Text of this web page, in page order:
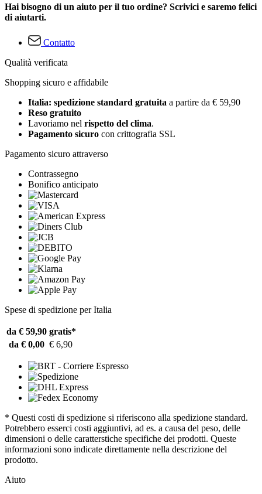
Hai bisogno di un aiuto per il tuo ordine? Scrivici e saremo felici
di aiutarti.
Contatto
Qualità verificata
Shopping sicuro e affidabile
Italia: spedizione standard gratuita a partire da € 59,90
Reso gratuito
Lavoriamo nel rispetto del clima.
Pagamento sicuro con crittografia SSL
Pagamento sicuro attraverso
Contrassegno
Bonifico anticipato
Spese di spedizione per Italia
da € 59,90 gratis*
da € 0,00 € 6,90
* Questi costi di spedizione si riferiscono alla spedizione standard.
Potrebbero esserci costi aggiuntivi, ad es. a causa del peso, delle
dimensioni o delle caratterstiche specifiche dei prodotti. Queste
informazioni sono indicate direttamente nella descrizione del
prodotto.
Aiuto